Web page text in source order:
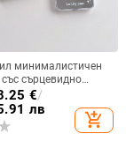
минималистичен
сърцевидно
Galaxy Z
€/
лв
add_shopping_cart